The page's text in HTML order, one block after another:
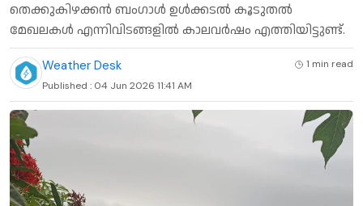
തെക്കുകിഴക്കന്‍ ബംഗാള്‍ ഉള്‍ക്കടല്‍ കൂടുതല്‍
മേഖലകള്‍ എന്നിവിടങ്ങളില്‍ കാലവര്‍ഷം എത്തിയിട്ടുണ്ട്.
Weather Desk 1 min read
Published : 04 Jun 2026 11:41 AM